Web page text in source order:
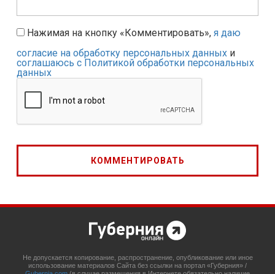
Нажимая на кнопку «Комментировать», я даю
согласие на обработку персональных данных и
соглашаюсь с Политикой обработки персональных
данных
Не допускается копирование, распространение, опубликование или иное
использование материалов Сайта без ссылки на портал «Губерния» /